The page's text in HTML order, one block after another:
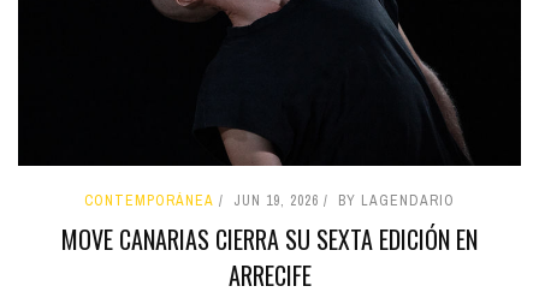
CONTEMPORÁNEA JUN 19, 2026 BY LAGENDARIO
MOVE CANARIAS CIERRA SU SEXTA EDICIÓN EN
ARRECIFE